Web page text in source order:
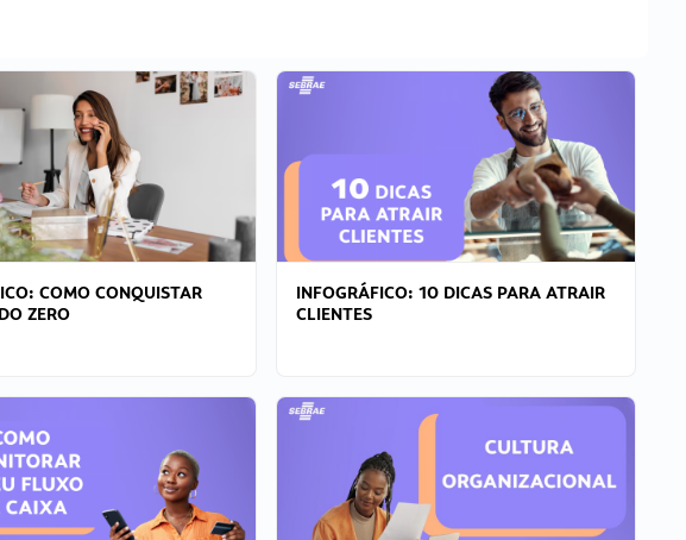
COMO CONQUISTAR
ZERO
INFOGRÁFICO: 10 DICAS PARA ATRAIR
CLIENTES